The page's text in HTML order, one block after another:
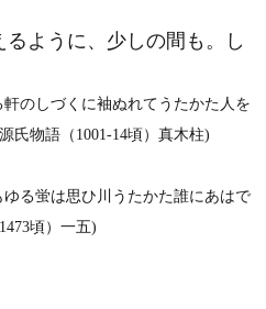
ように、少しの間も。し
のしづくに袖ぬれてうたかた人を
氏物語（1001‐14頃）真木柱)
る蛍は思ひ川うたかた誰にあはで
頃）一五)